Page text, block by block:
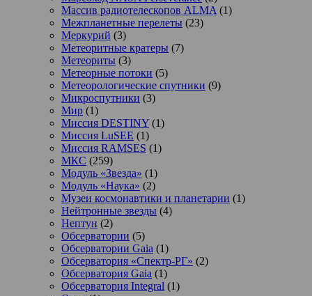
Массив радиотелескопов ALMA (1)
Межпланетные перелеты (23)
Меркурий (3)
Метеоритные кратеры (7)
Метеориты (3)
Метеорные потоки (5)
Метеорологические спутники (9)
Микроспутники (3)
Мир (1)
Миссия DESTINY (1)
Миссия LuSEE (1)
Миссия RAMSES (1)
МКС (259)
Модуль «Звезда» (1)
Модуль «Наука» (2)
Музеи космонавтики и планетарии (1)
Нейтронные звезды (4)
Нептун (2)
Обсерватории (5)
Обсерватории Gaia (1)
Обсерватория «Спектр-РГ» (2)
Обсерватория Gaia (1)
Обсерватория Integral (1)